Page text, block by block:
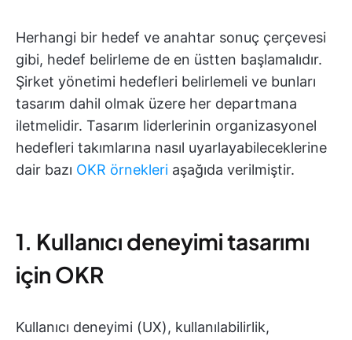
Herhangi bir hedef ve anahtar sonuç çerçevesi
gibi, hedef belirleme de en üstten başlamalıdır.
Şirket yönetimi hedefleri belirlemeli ve bunları
tasarım dahil olmak üzere her departmana
iletmelidir. Tasarım liderlerinin organizasyonel
hedefleri takımlarına nasıl uyarlayabileceklerine
dair bazı OKR örnekleri aşağıda verilmiştir.
1. Kullanıcı deneyimi tasarımı
için OKR
Kullanıcı deneyimi (UX), kullanılabilirlik,